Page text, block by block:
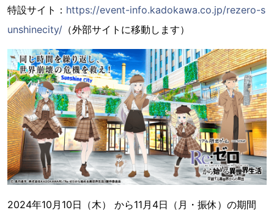
特設サイト： https://event-info.kadokawa.co.jp/rezero-s
unshinecity/ （外部サイトに移動します）
2024年10月10日（木） から11月4日（月・振休）の期間